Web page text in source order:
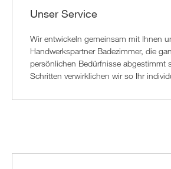
Unser Service
Wir entwickeln gemeinsam mit Ihnen
Handwerkspartner Badezimmer, die
persönlichen Bedürfnisse abgestimmt
Schritten verwirklichen wir so Ihr